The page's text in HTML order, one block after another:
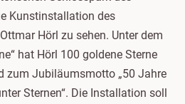
Kunstinstallation des
Hörl zu sehen. Unter dem
hat Hörl 100 goldene Sterne
zum Jubiläumsmotto „50 Jahre
Sternen“. Die Installation soll